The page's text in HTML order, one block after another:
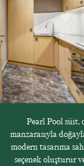
Pearl Pool süit,
manzarasıyla
modern tasarıma
seçenek oluşturur